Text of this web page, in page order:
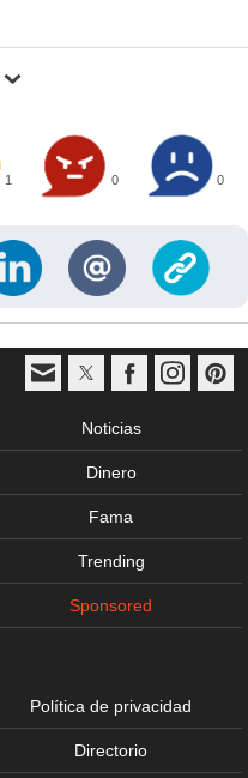
1 0 0
Noticias
Dinero
Fama
Trending
Sponsored
Política de privacidad
Directorio